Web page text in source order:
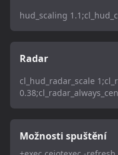
hud_scaling
Radar
cl_hud_radar_scale
Možnosti spuštění